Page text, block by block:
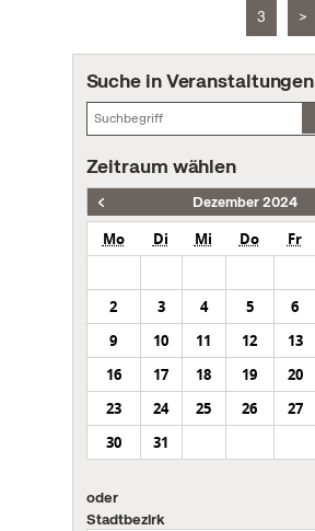
3 >
Suche in Veranstaltungen
Zeitraum wählen
Dezember 2024
Mo Di Mi Do Fr
2
3 4 5 6
9
10 11 12 13
16
17 18 19 20
23
24 25 26 27
30
31
oder
Stadtbezirk